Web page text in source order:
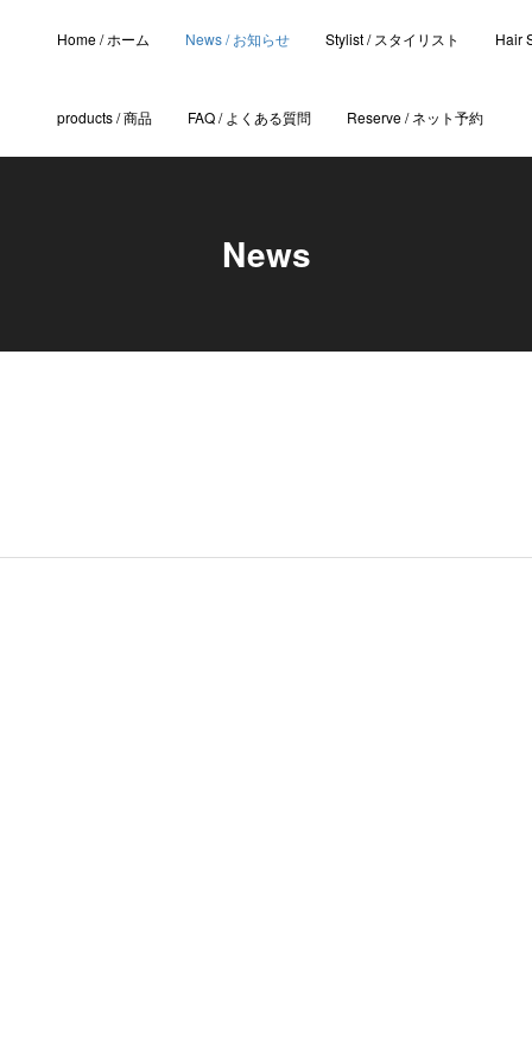
Home / ホーム News / お知らせ Stylist / スタイリスト Hair
products / 商品 FAQ / よくある質問 Reserve / ネット予約
News